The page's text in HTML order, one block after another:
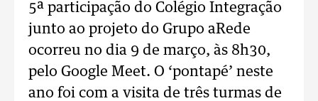
5ª participação do Colégio Integração
junto ao projeto do Grupo aRede
ocorreu no dia 9 de março, às 8h30,
pelo Google Meet. O ‘pontapé’ neste
ano foi com a visita de três turmas de